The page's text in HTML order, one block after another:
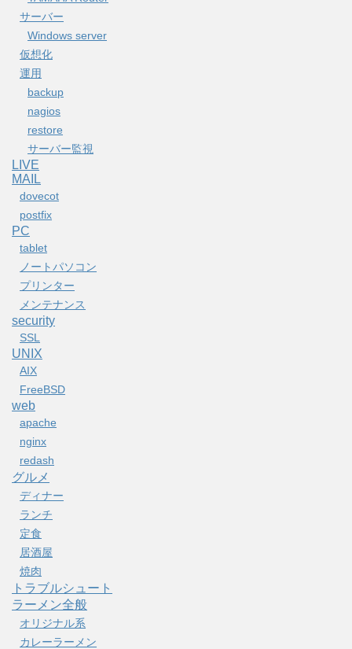
サーバー
Windows server
仮想化
運用
backup
nagios
restore
サーバー監視
LIVE
MAIL
dovecot
postfix
PC
tablet
ノートパソコン
プリンター
メンテナンス
security
SSL
UNIX
AIX
FreeBSD
web
apache
nginx
redash
グルメ
ディナー
ランチ
定食
居酒屋
焼肉
トラブルシュート
ラーメン全般
オリジナル系
カレーラーメン